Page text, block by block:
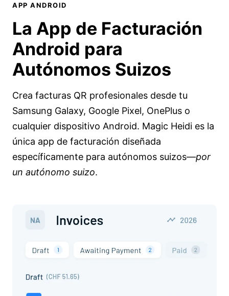
APP ANDROID
La App de Facturación
Android para
Autónomos Suizos
Crea facturas QR profesionales desde tu
Samsung Galaxy, Google Pixel, OnePlus o
cualquier dispositivo Android. Magic Heidi es la
única app de facturación diseñada
específicamente para autónomos suizos—por
un autónomo suizo.